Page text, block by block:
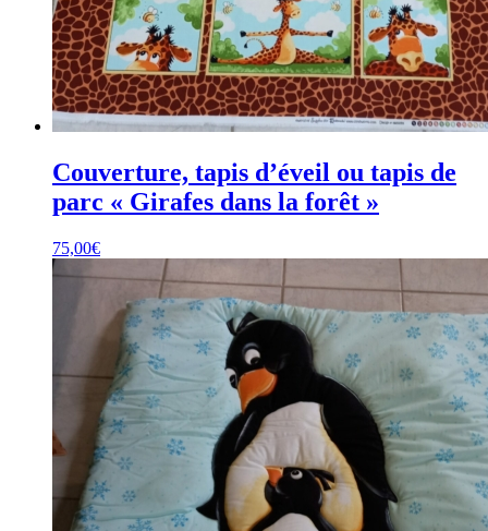
Couverture, tapis d’éveil ou tapis de
parc « Girafes dans la forêt »
75,00€